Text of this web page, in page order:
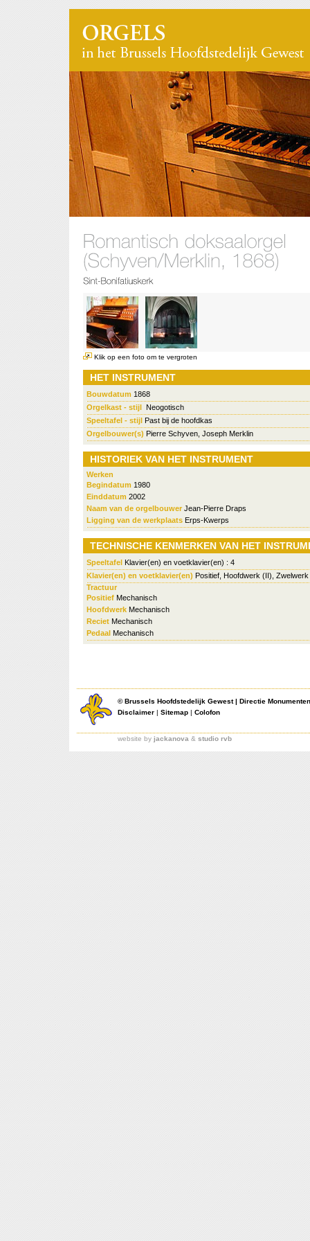
Klik op een foto om te vergroten
HET INSTRUMENT
Bouwdatum 1868
Orgelkast - stijl Neogotisch
Speeltafel - stijl Past bij de hoofdkas
Orgelbouwer(s) Pierre Schyven, Joseph Merklin
HISTORIEK VAN HET INSTRUMENT
Werken
Begindatum 1980
Einddatum 2002
Naam van de orgelbouwer Jean-Pierre Draps
Ligging van de werkplaats Erps-Kwerps
TECHNISCHE KENMERKEN VAN HET
Speeltafel Klavier(en) en voetklavier(en) : 4
Klavier(en) en voetklavier(en) Positief, Hoofdwerk (II),
Tractuur
Positief Mechanisch
Hoofdwerk Mechanisch
Reciet Mechanisch
Pedaal Mechanisch
©Brussels Hoofdstedelijk Gewest| Directie
Disclaimer | Sitemap | Colofon
website by jackanova & studio rvb